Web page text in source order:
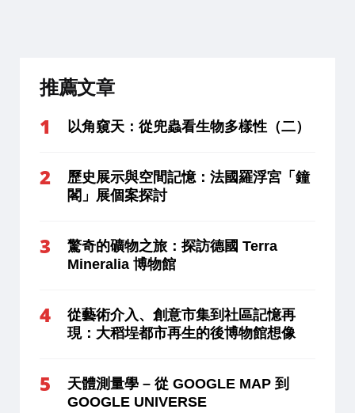
推薦文章
以角窺天：從兜蟲看生物多樣性（二）
歷史展示與空間記憶：法國羅浮宮「鐘
閣」展個案探討
驚奇的礦物之旅：探訪德國 Terra
Mineralia 博物館
從藝術介入、創意市集到社區記憶再
現：大稻埕都市再生的後博物館想像
天體測量學 – 從 GOOGLE MAP 到
GOOGLE UNIVERSE